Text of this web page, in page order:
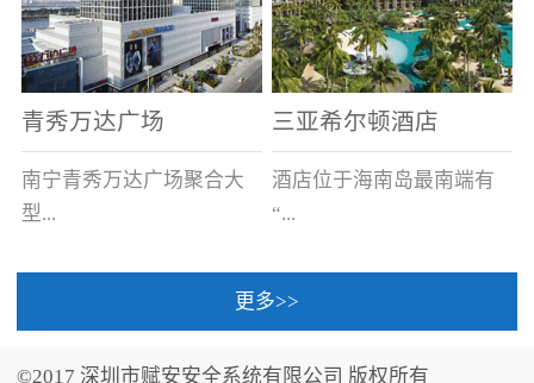
青秀万达广场
南宁青秀万达广场聚合大
型...
三亚希尔顿酒店
酒店位于海南岛最南端有
“...
中国的海岛天堂”之美称的
更多>>
©2017 深圳市赋安安全系统有限公司 版权所有